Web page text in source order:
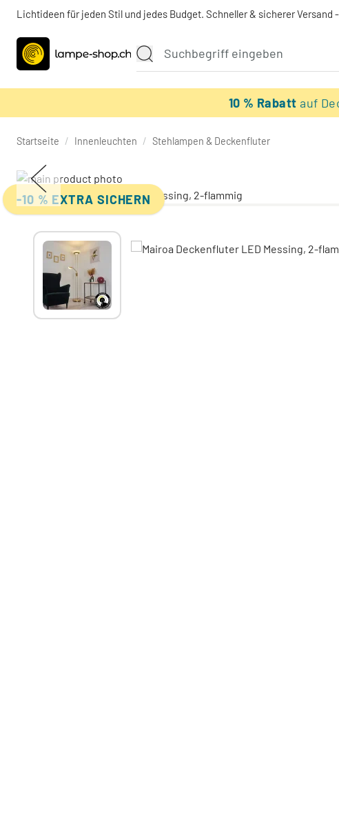
Lichtideen für jeden Stil und jedes Budget. Schneller & sicherer Versand
10 % Rabattauf
Startseite / Innenleuchten / Stehlampen & Deckenfluter
-10 % EXTRA SICHERN